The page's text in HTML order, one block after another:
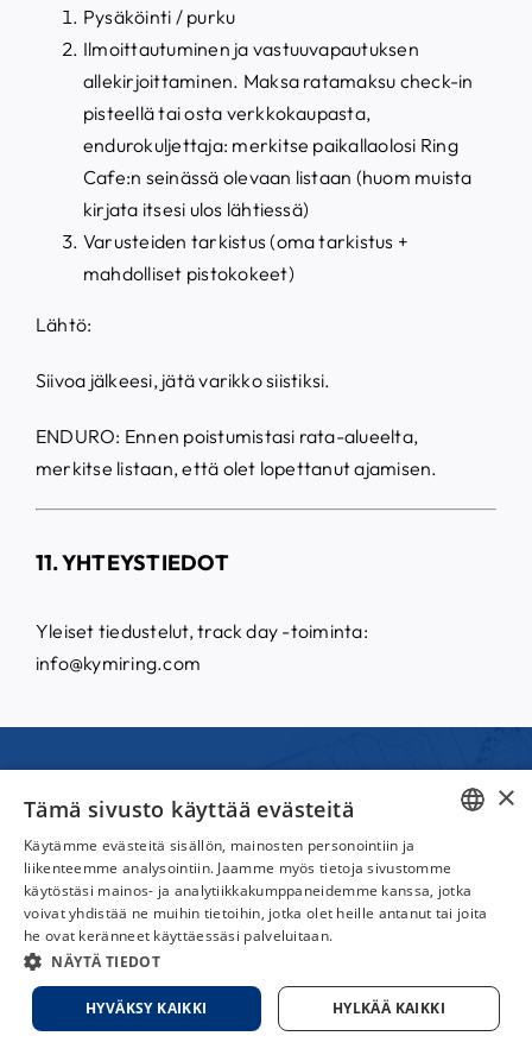
Pysäköinti / purku
Ilmoittautuminen ja vastuuvapautuksen
allekirjoittaminen. Maksa ratamaksu check-in
pisteellä tai osta verkkokaupasta,
endurokuljettaja: merkitse paikallaolosi Ring
Cafe:n seinässä olevaan listaan (huom muista
kirjata itsesi ulos lähtiessä)
Varusteiden tarkistus (oma tarkistus +
mahdolliset pistokokeet)
Lähtö:
Siivoa jälkeesi, jätä varikko siistiksi.
ENDURO: Ennen poistumistasi rata-alueelta,
merkitse listaan, että olet lopettanut ajamisen.
11. YHTEYSTIEDOT
Yleiset tiedustelut, track day -toiminta:
info@kymiring.com
Ratapäivät ja
kokemukset
Tutustu Kymiringin maailmanluokan ratoihin ja tartu
itse rattiin huikeiden ratapäiviemme aikana —
FINNISH
×
Tämä sivusto käyttää evästeitä
Käytämme evästeitä sisällön, mainosten personointiin ja
liikenteemme analysointiin. Jaamme myös tietoja sivustomme
käytöstäsi mainos- ja analytiikkakumppaneidemme kanssa, jotka
voivat yhdistää ne muihin tietoihin, jotka olet heille antanut tai joita
he ovat keränneet käyttäessäsi palveluitaan.
NÄYTÄ TIEDOT
HYVÄKSY KAIKKI HYLKÄÄ KAIKKI